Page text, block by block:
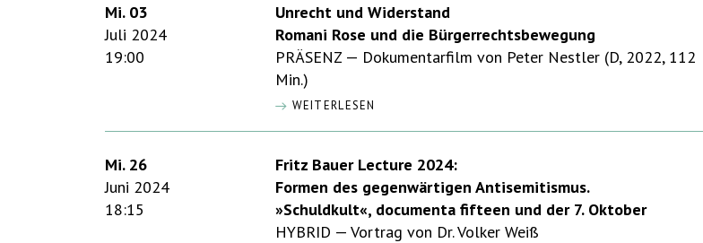
Mi. 03
Juli 2024
19:00
Unrecht und Widerstand
Romani Rose und die Bürgerrechtsbewegung
PRÄSENZ — Dokumentarfilm von Peter Nestler (D, 2022, 112
Min.)
WEITERLESEN
Mi. 26
Juni 2024
18:15
Fritz Bauer Lecture 2024:
Formen des gegenwärtigen Antisemitismus.
»Schuldkult«, documenta fifteen und der 7. Oktober
HYBRID — Vortrag von Dr. Volker Weiß